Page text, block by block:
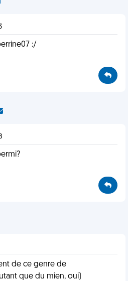
:/
de ce genre de
que du mien, oui)